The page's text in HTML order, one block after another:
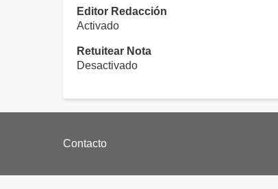
Editor Redacción
Activado
Retuitear Nota
Desactivado
Footer
Contacto